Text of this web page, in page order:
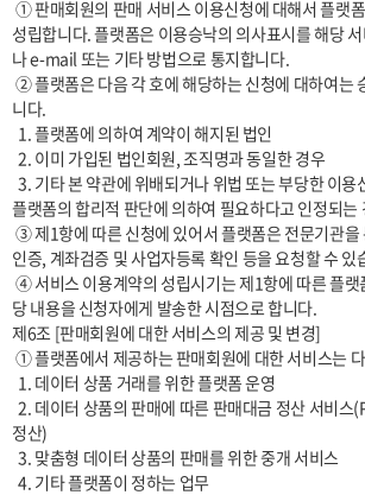
성립합니다. 플랫폼은 이용승낙의 의사표시를 해당
나 e-mail 또는 기타 방법으로 통지합니다.
니다.
  2. 이미 가입된 법인회원, 조직명과 동일한 경우
  3. 기타 본 약관에 위배되거나 위법 또는 부당한 이용신청임이 확인된 경우 및
플랫폼의 합리적 판단에 의하여 필요하다고 인정되는
인증, 계좌검증 및 사업자등록 확인 등을 요청할 수 있
당 내용을 신청자에게 발송한 시점으로 합니다.
제6조 [판매회원에 대한 서비스의 제공 및 변경]
  2. 데이터 상품의 판매에 따른 판매대금 정산 서비스(PG사를 통한 판매대금
정산)
  3. 맞춤형 데이터 상품의 판매를 위한 중개 서비스
  4. 기타 플랫폼이 정하는 업무